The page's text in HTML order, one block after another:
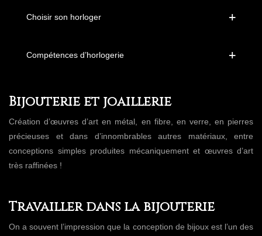
Choisir son horloger
Compétences d’horlogerie
Bijouterie et joaillerie
Création d’œuvres d’art en métal, en fibre, en verre, en pierres
précieuses et dans d’innombrables autres matériaux, entre
conceptions simples produites mécaniquement et œuvres d’art
très raffinées !
Travailler dans la bijouterie
On a souvent l’impression que la conception de bijoux est l’un des